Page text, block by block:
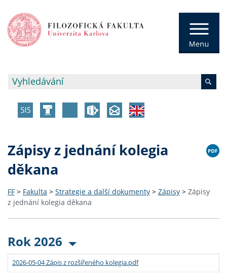
Zápisy z jednání kolegia
děkana
FF > Fakulta > Strategie a další dokumenty > Zápisy > Zápisy
z jednání kolegia děkana
Rok 2026
2026-05-04 Zápis z rozšířeného kolegia.pdf